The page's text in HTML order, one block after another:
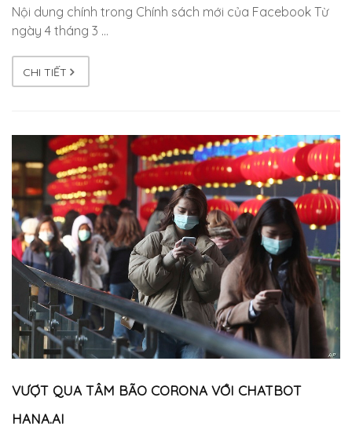
Nội dung chính trong Chính sách mới của Facebook Từ
ngày 4 tháng 3 …
CHI TIẾT
VƯỢT QUA TÂM BÃO CORONA VỚI CHATBOT
HANA.AI